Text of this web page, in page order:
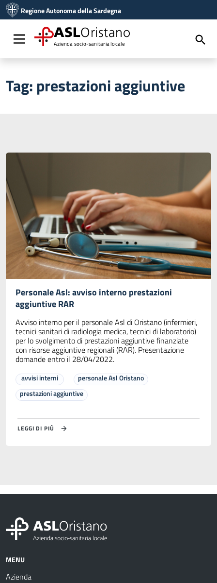
Vai al menu di navigazione
Vai al footer
Regione Autonoma della Sardegna
Toggle navigation
ASLOristano
Azienda socio-sanitaria locale
Tag: prestazioni aggiuntive
Personale Asl: avviso interno prestazioni
aggiuntive RAR
Avviso interno per il personale Asl di Oristano (infermieri,
tecnici sanitari di radiologia medica, tecnici di laboratorio)
per lo svolgimento di prestazioni aggiuntive finanziate
con risorse aggiuntive regionali (RAR). Presentazione
domande entro il 28/04/2022.
avvisi interni
personale Asl Oristano
prestazioni aggiuntive
LEGGI DI PIÙ
MENU
Azienda